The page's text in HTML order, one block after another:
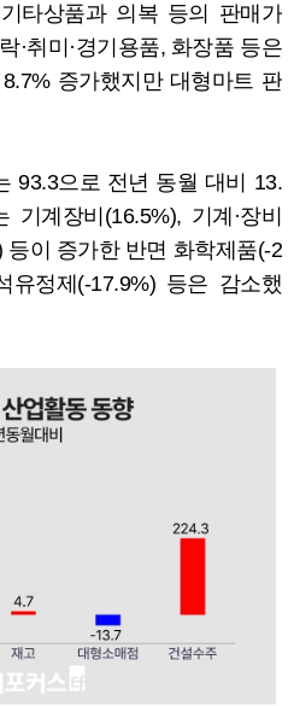
타상품과 의복 등의 판매가
·취미·경기용품, 화장품 등은
증가했지만 대형마트 판
93.3으로 전년 동월 대비 13.
계장비(16.5%), 기계·장비
등이 증가한 반면 화학제품(-2
유정제(-17.9%) 등은 감소했